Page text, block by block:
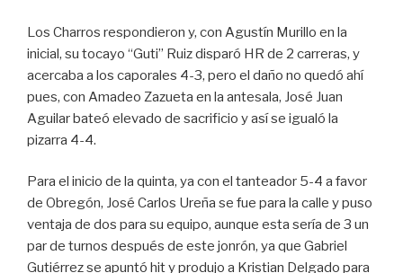
Los Charros respondieron y, con Agustín Murillo en la
inicial, su tocayo “Guti” Ruiz disparó HR de 2 carreras, y
acercaba a los caporales 4-3, pero el daño no quedó ahí
pues, con Amadeo Zazueta en la antesala, José Juan
Aguilar bateó elevado de sacrificio y así se igualó la
pizarra 4-4.
Para el inicio de la quinta, ya con el tanteador 5-4 a favor
de Obregón, José Carlos Ureña se fue para la calle y puso
ventaja de dos para su equipo, aunque esta sería de 3 un
par de turnos después de este jonrón, ya que Gabriel
Gutiérrez se apuntó hit y produjo a Kristian Delgado para